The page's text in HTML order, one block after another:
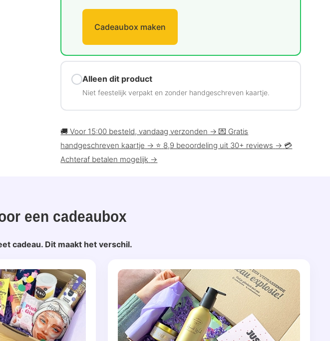
Cadeaubox maken
Alleen dit product
Niet feestelijk verpakt en zonder handgeschreven kaartje.
🚚 Voor 15:00 besteld, vandaag verzonden → 💌 Gratis
handgeschreven kaartje → ⭐ 8,9 beoordeling uit 30+ reviews → 💳
Achteraf betalen mogelijk →
een cadeaubox
cadeau. Dit maakt het verschil.